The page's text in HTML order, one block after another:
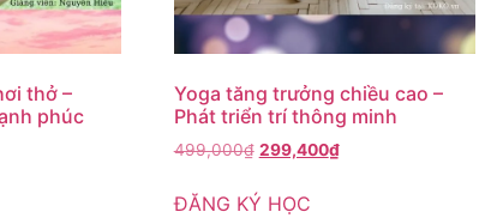
thở –
phúc
Yoga tăng trưởng chiều cao –
Phát triển trí thông minh
499,000₫ 299,400₫
ĐĂNG KÝ HỌC